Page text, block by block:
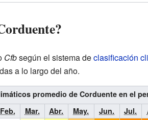
Cfbsegún el sistema declasificación
a lo largo del año.
promedio de Corduente en el
Feb. Mar. Abr. May. Jun. Jul.